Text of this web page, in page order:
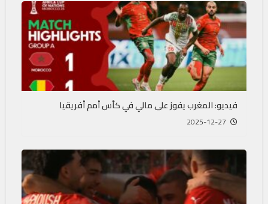
فيديو: المغرب يفوز على مالي في كأس أمم أفريقيا